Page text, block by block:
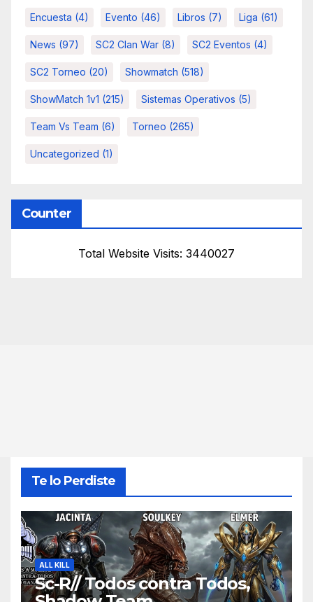
Encuesta (4) Evento (46) Libros (7) Liga (61)
News (97) SC2 Clan War (8) SC2 Eventos (4)
SC2 Torneo (20) Showmatch (518)
ShowMatch 1v1 (215) Sistemas Operativos (5)
Team Vs Team (6) Torneo (265)
Uncategorized (1)
Counter
Total Website Visits: 3440027
Te lo Perdiste
ALL KILL
Sc-R// Todos contra Todos,